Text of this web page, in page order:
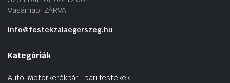
Vasárnap: ZÁRVA
info@festekzalaegerszeg.hu
Kategóriák
Autó, Motorkerékpár, Ipari festékek